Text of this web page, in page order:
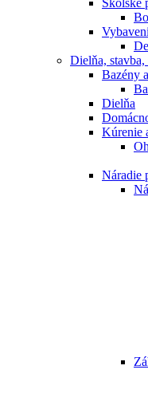
Školské
Dielňa, stavba,
Bazény
Dielňa
Kúrenie
Náradie